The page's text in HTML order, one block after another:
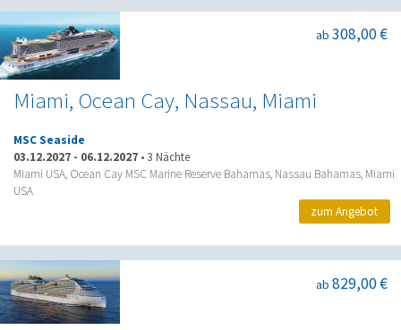
Miami, Ocean Cay, Nassau, Miami
ab 308,00 €
MSC Seaside
03.12.2027 - 06.12.2027 • 3 Nächte
Miami USA, Ocean Cay MSC Marine Reserve Bahamas, Nassau Bahamas, Miami
USA
zum Angebot
ab 829,00 €